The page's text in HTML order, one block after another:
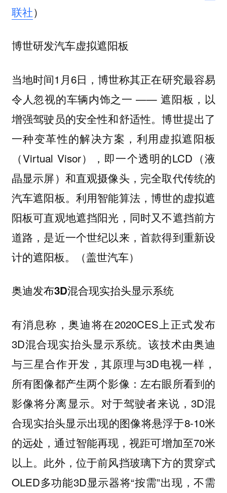
联社）
博世研发汽车虚拟遮阳板
当地时间1月6日，博世称其正在研究最容易
令人忽视的车辆内饰之一 —— 遮阳板，以
增强驾驶员的安全性和舒适性。博世提出了
一种变革性的解决方案，利用虚拟遮阳板
（Virtual Visor），即一个透明的LCD（液
晶显示屏）和直观摄像头，完全取代传统的
汽车遮阳板。利用智能算法，博世的虚拟遮
阳板可直观地遮挡阳光，同时又不遮挡前方
道路，是近一个世纪以来，首款得到重新设
计的遮阳板。（盖世汽车）
奥迪发布3D混合现实抬头显示系统
有消息称，奥迪将在2020CES上正式发布
3D混合现实抬头显示系统。该技术由奥迪
与三星合作开发，其原理与3D电视一样，
所有图像都产生两个影像：左右眼所看到的
影像将分离显示。对于驾驶者来说，3D混
合现实抬头显示出现的图像将悬浮于8-10米
的远处，通过智能再现，视距可增加至70米
以上。此外，位于前风挡玻璃下方的贯穿式
OLED多功能3D显示器将“按需”出现，不需